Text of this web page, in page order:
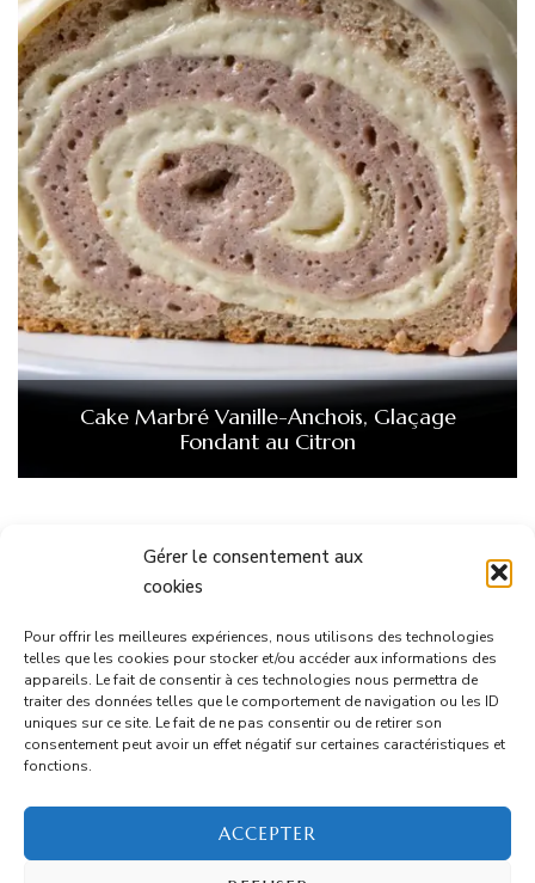
Gérer le consentement aux
cookies
Pour offrir les meilleures expériences, nous utilisons des technologies
telles que les cookies pour stocker et/ou accéder aux informations des
appareils. Le fait de consentir à ces technologies nous permettra de
traiter des données telles que le comportement de navigation ou les ID
uniques sur ce site. Le fait de ne pas consentir ou de retirer son
consentement peut avoir un effet négatif sur certaines caractéristiques et
fonctions.
ACCEPTER
Cake Marbré Vanille-Anchois, Glaçage
Fondant au Citron
Informations
Mentions Légales
CGU
Contact